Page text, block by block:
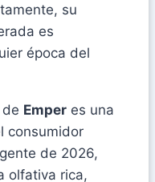
su
es
época del
de Emper es una
consumidor
de 2026,
olfativa rica,